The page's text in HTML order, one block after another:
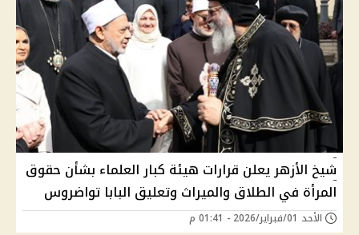
شيخ الأزهر يعلن قرارات هيئة كبار العلماء بشأن حقوق
المرأة في الطلاق والميراث وتعليق البابا تواضروس
الأحد 01/فبراير/2026 - 01:41 م